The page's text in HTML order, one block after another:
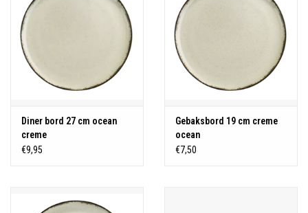
Diner bord 27 cm ocean
creme
€9,95
Gebaksbord 19 cm creme
ocean
€7,50